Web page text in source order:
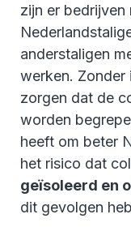
zijn er bedrijven
anderstaligen
werken. Zonder
zorgen dat de
worden
heeft om beter
het risico dat
geïsoleerd en
dit gevolgen